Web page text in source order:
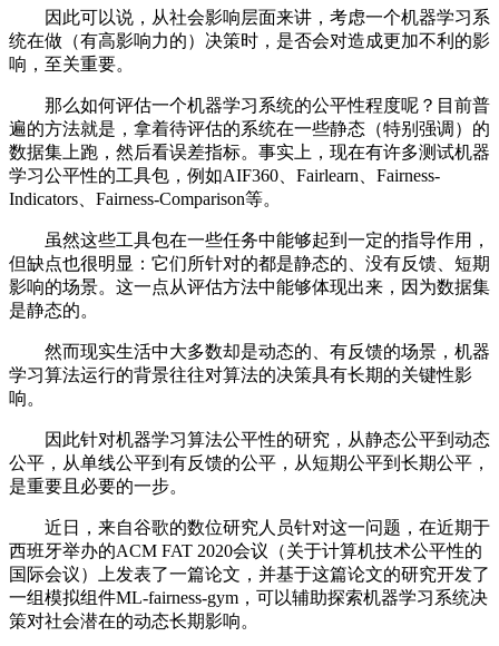
因此可以说，从社会影响层面来讲，考虑一个机器学习系
统在做（有高影响力的）决策时，是否会对造成更加不利的影
响，至关重要。
那么如何评估一个机器学习系统的公平性程度呢？目前普
遍的方法就是，拿着待评估的系统在一些静态（特别强调）的
数据集上跑，然后看误差指标。事实上，现在有许多测试机器
学习公平性的工具包，例如AIF360、Fairlearn、Fairness-
Indicators、Fairness-Comparison等。
虽然这些工具包在一些任务中能够起到一定的指导作用，
但缺点也很明显：它们所针对的都是静态的、没有反馈、短期
影响的场景。这一点从评估方法中能够体现出来，因为数据集
是静态的。
然而现实生活中大多数却是动态的、有反馈的场景，机器
学习算法运行的背景往往对算法的决策具有长期的关键性影
响。
因此针对机器学习算法公平性的研究，从静态公平到动态
公平，从单线公平到有反馈的公平，从短期公平到长期公平，
是重要且必要的一步。
近日，来自谷歌的数位研究人员针对这一问题，在近期于
西班牙举办的ACM FAT 2020会议（关于计算机技术公平性的
国际会议）上发表了一篇论文，并基于这篇论文的研究开发了
一组模拟组件ML-fairness-gym，可以辅助探索机器学习系统决
策对社会潜在的动态长期影响。